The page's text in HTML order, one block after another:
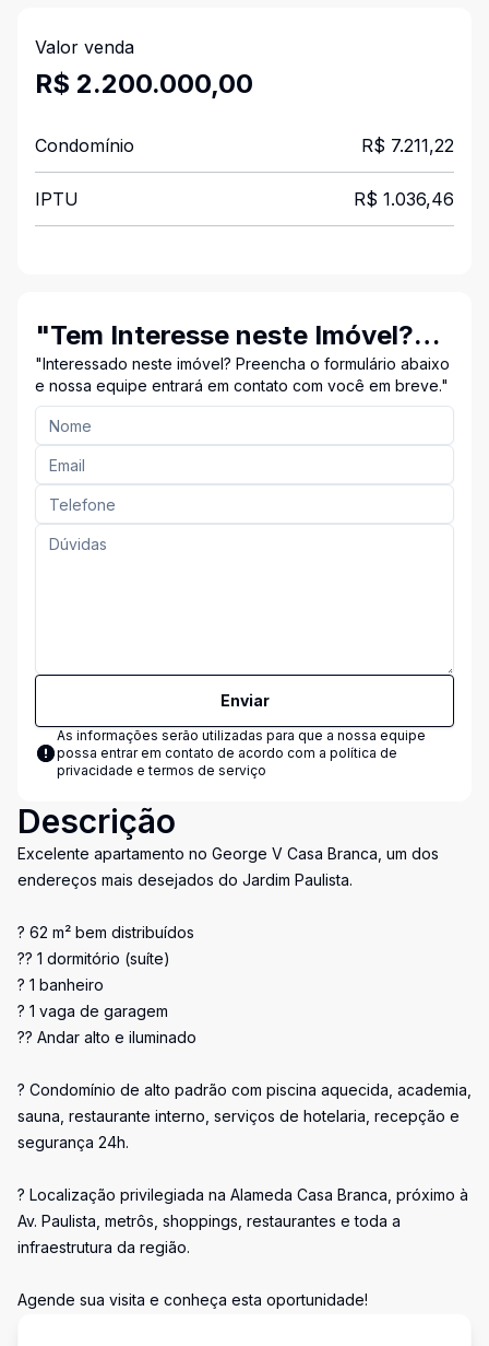
Valor venda
R$ 2.200.000,00
Condomínio R$ 7.211,22
IPTU R$ 1.036,46
"Tem Interesse neste Imóvel?
Entre em Contato Conosco!"
"Interessado neste imóvel? Preencha o formulário abaixo
e nossa equipe entrará em contato com você em breve."
Enviar
As informações serão utilizadas para que a nossa equipe
possa entrar em contato de acordo com a política de
privacidade e termos de serviço
Descrição
Excelente apartamento no George V Casa Branca, um dos
endereços mais desejados do Jardim Paulista.
? 62 m² bem distribuídos
?? 1 dormitório (suíte)
? 1 banheiro
? 1 vaga de garagem
?? Andar alto e iluminado
? Condomínio de alto padrão com piscina aquecida, academia,
sauna, restaurante interno, serviços de hotelaria, recepção e
segurança 24h.
? Localização privilegiada na Alameda Casa Branca, próximo à
Av. Paulista, metrôs, shoppings, restaurantes e toda a
infraestrutura da região.
Agende sua visita e conheça esta oportunidade!